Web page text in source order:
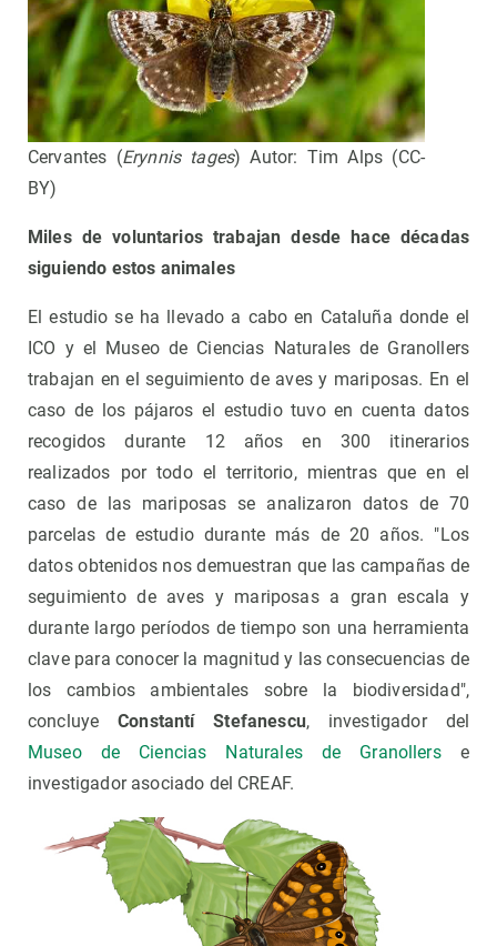
Cervantes (Erynnis tages) Autor: Tim Alps (CC-
BY)
Miles de voluntarios trabajan desde hace décadas
siguiendo estos animales
El estudio se ha llevado a cabo en Cataluña donde el
ICO y el Museo de Ciencias Naturales de Granollers
trabajan en el seguimiento de aves y mariposas. En el
caso de los pájaros el estudio tuvo en cuenta datos
recogidos durante 12 años en 300 itinerarios
realizados por todo el territorio, mientras que en el
caso de las mariposas se analizaron datos de 70
parcelas de estudio durante más de 20 años. "Los
datos obtenidos nos demuestran que las campañas de
seguimiento de aves y mariposas a gran escala y
durante largo períodos de tiempo son una herramienta
clave para conocer la magnitud y las consecuencias de
los cambios ambientales sobre la biodiversidad",
concluyeConstantí Stefanescu, investigador del
Museo de Ciencias Naturales de Granollerse
investigador asociado del CREAF.